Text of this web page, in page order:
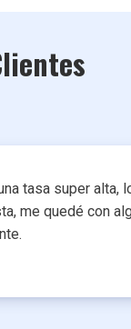
tasa super alta,
me quedé con